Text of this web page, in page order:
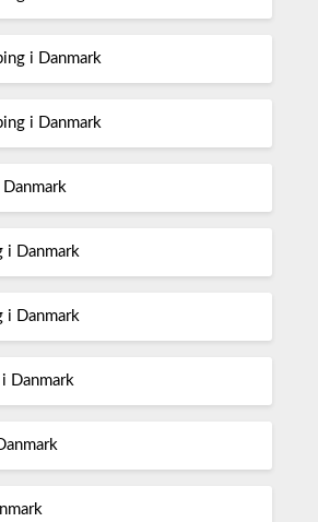
i Danmark
i Danmark
i Danmark
i Danmark
Danmark